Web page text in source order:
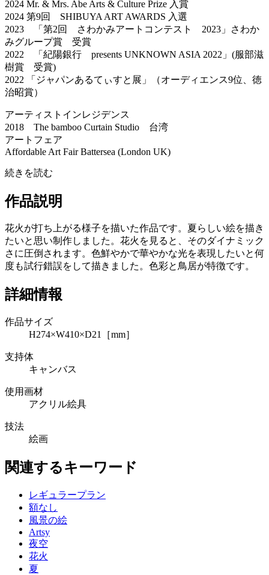
2024 Mr. & Mrs. Abe Arts & Culture Prize 入賞
2024 第9回 SHIBUYA ART AWARDS 入選
2023 「第2回 さわかみアートコンテスト 2023」さわか
みグループ賞 受賞
2022 「紀陽銀行 presents UNKNOWN ASIA 2022」(服部滋
樹賞 受賞)
2022 「ジャパンあるてぃすと展」（オーディエンス9位、徳
治昭賞）
アーティストインレジデンス
2018 The bamboo Curtain Studio 台湾
アートフェア
Affordable Art Fair Battersea (London UK)
続きを読む
作品説明
花火が打ち上がる様子を描いた作品です。夏らしい絵を描き
たいと思い制作しました。花火を見ると、そのダイナミック
さに圧倒されます。色鮮やかで華やかな光を表現したいと何
度も試行錯誤をして描きました。色彩と鳥居が特徴です。
詳細情報
作品サイズ
H274×W410×D21［mm］
支持体
キャンバス
使用画材
アクリル絵具
技法
絵画
関連するキーワード
レギュラープラン
額なし
風景の絵
Artsy
夜空
花火
夏